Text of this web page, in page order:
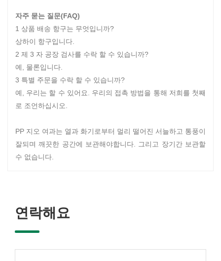
자주 묻는 질문(FAQ)
1 상품 배송 항구는 무엇입니까?
상하이 항구입니다.
2 제 3 자 공장 검사를 수락 할 수 있습니까?
예, 물론입니다.
3 특별 주문을 수락 할 수 있습니까?
예, 우리는 할 수 있어요. 우리의 접촉 방법을 통해 저희를 첫째
로 조언하십시오.
PP 지오 여과는 열과 화기로부터 멀리 떨어진 서늘하고 통풍이
잘되며 깨끗한 공간에 보관해야합니다. 그리고 장기간 보관할
수 없습니다.
연락해요